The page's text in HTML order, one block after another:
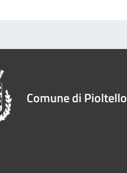
Comune di Pioltello